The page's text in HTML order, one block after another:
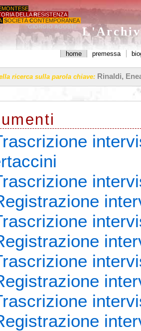
DELLA RESISTENZA
SOCIETÀ CONTEMPORANEA
'GIORGIO AGOSTI'
home premessa
ricerca sulla parola chiave: Rinaldi,